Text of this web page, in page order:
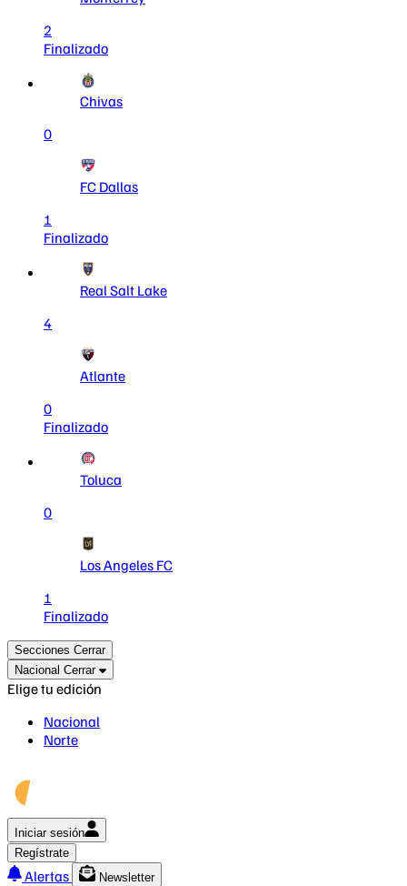
2
Finalizado
Chivas
0
FC Dallas
1
Finalizado
Real Salt Lake
4
Atlante
0
Finalizado
Toluca
0
Los Angeles FC
1
Finalizado
Secciones Cerrar
Nacional Cerrar
Elige tu edición
Nacional
Norte
Iniciar sesión
Regístrate
Alertas
Newsletter